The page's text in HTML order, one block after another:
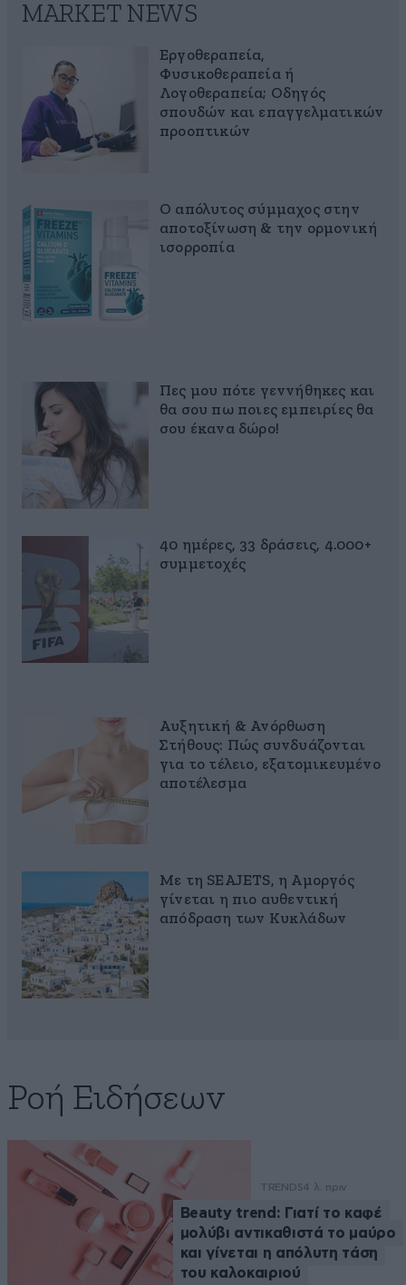
MARKET NEWS
Εργοθεραπεία,
Φυσικοθεραπεία ή
Λογοθεραπεία; Οδηγός
σπουδών και επαγγελματικών
προοπτικών
Ο απόλυτος σύμμαχος στην
αποτοξίνωση & την ορμονική
ισορροπία
Πες μου πότε γεννήθηκες και
θα σου πω ποιες εμπειρίες θα
σου έκανα δώρο!
40 ημέρες, 33 δράσεις, 4.000+
συμμετοχές
Αυξητική & Ανόρθωση
Στήθους: Πώς συνδυάζονται
για το τέλειο, εξατομικευμένο
αποτέλεσμα
Με τη SEAJETS, η Αμοργός
γίνεται η πιο αυθεντική
απόδραση των Κυκλάδων
Ροή Ειδήσεων
TRENDS4 λ. πριν
Beauty trend: Γιατί το καφέ
μολύβι αντικαθιστά το μαύρο
και γίνεται η απόλυτη τάση
του καλοκαιριού